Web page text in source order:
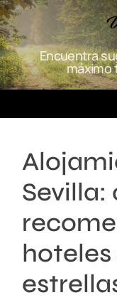
S
k
i
p
t
o
Encuentra
máximo
Sevilla: